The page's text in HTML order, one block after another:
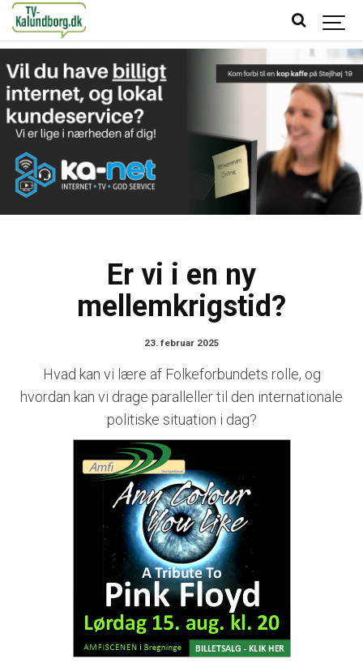
Er vi i en ny
mellemkrigstid?
23. februar 2025
Hvad kan vi lære af Folkeforbundets rolle, og
hvordan kan vi drage paralleller til den internationale
politiske situation i dag?